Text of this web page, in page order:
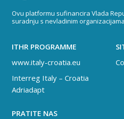
Ovu platformu sufinancira Vlada
suradnju s nevladinim organizacijama
ITHR PROGRAMME
www.italy-croatia.eu
Interreg Italy – Croatia
Adriadapt
PRATITE NAS